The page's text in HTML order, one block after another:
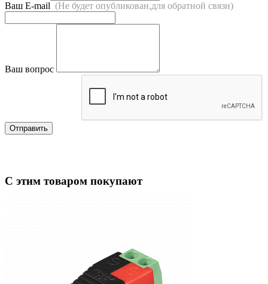
Ваш E-mail (Не будет опубликован,для обратной связи)
Ваш вопрос
Отправить
С этим товаром покупают